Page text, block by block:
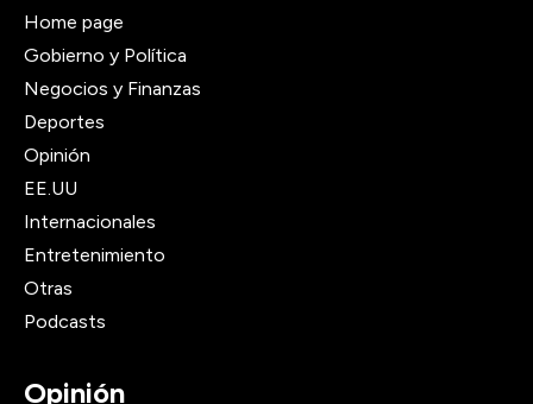
Home page
Gobierno y Política
Negocios y Finanzas
Deportes
Opinión
EE.UU
Internacionales
Entretenimiento
Otras
Podcasts
Opinión